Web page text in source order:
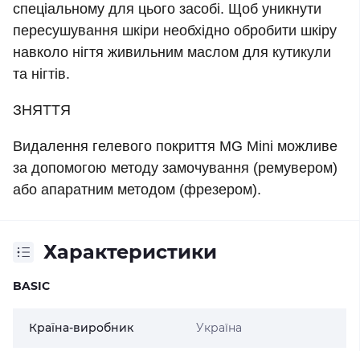
спеціальному для цього засобі. Щоб уникнути
пересушування шкіри необхідно обробити шкіру
навколо нігтя живильним маслом для кутикули
та нігтів.
ЗНЯТТЯ
Видалення гелевого покриття MG Mini можливе
за допомогою методу замочування (ремувером)
або апаратним методом (фрезером).
Характеристики
BASIC
Країна-виробник Україна